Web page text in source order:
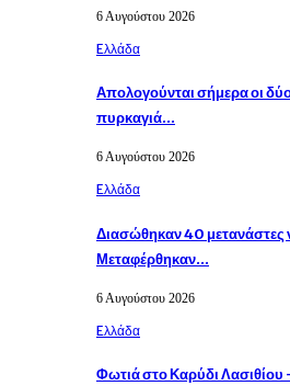
6 Αυγούστου 2026
Eλλάδα
Απολογούνται σήμερα οι
πυρκαγιά…
6 Αυγούστου 2026
Eλλάδα
Διασώθηκαν 40 μετανάστες
Μεταφέρθηκαν…
6 Αυγούστου 2026
Eλλάδα
Φωτιά στο Καρύδι